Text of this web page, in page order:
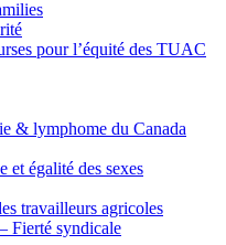
pour l’équité des TUAC
& lymphome du Canada
et égalité des sexes
travailleurs agricoles
Fierté syndicale